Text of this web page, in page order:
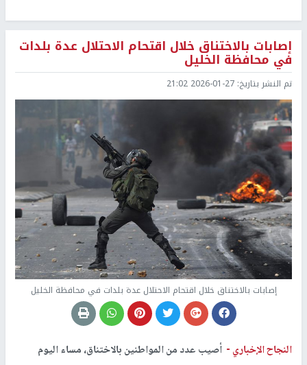
إصابات بالاختناق خلال اقتحام الاحتلال عدة بلدات
في محافظة الخليل
تم النشر بتاريخ: 2026-01-27 21:02
إصابات بالاختناق خلال اقتحام الاحتلال عدة بلدات في محافظة الخليل
النجاح الإخباري - أصيب عدد من المواطنين بالاختناق، مساء اليوم